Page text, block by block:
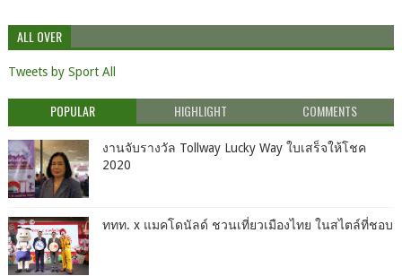
ALL OVER
Tweets by Sport All
POPULAR HIGHLIGHT COMMENTS
งานจับรางวัล Tollway Lucky Way ใบเสร็จให้โชค
2020
ททท. x แมคโดนัลด์ ชวนเที่ยวเมืองไทย ในสไตล์ที่ชอบ